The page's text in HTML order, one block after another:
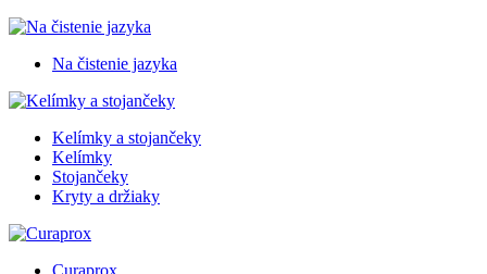
Na čistenie jazyka
Kelímky a stojančeky
Kelímky
Stojančeky
Kryty a držiaky
Curaprox